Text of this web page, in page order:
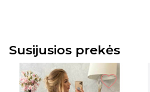
Susijusios prekės